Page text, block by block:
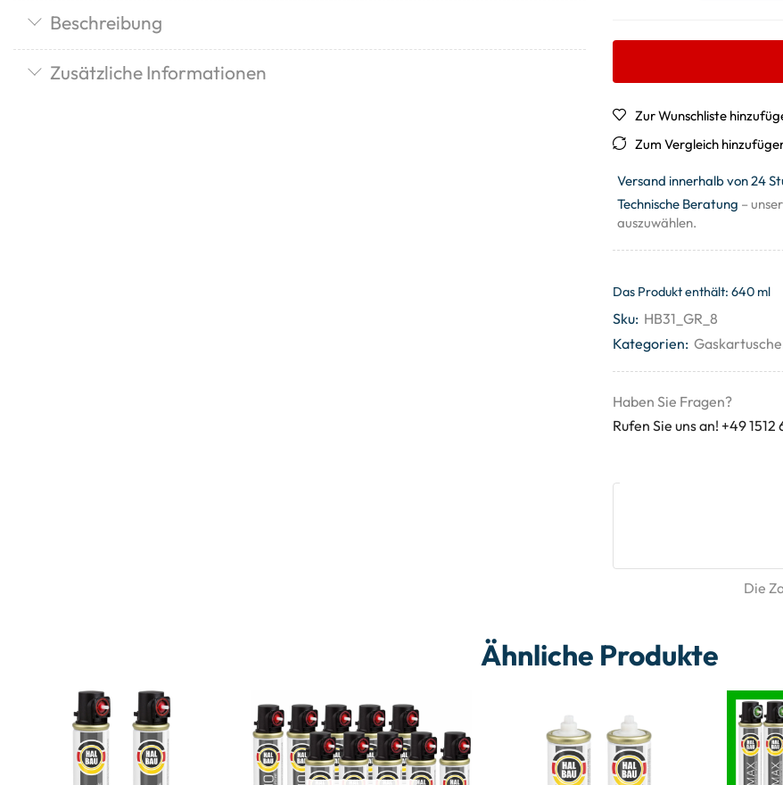
Beschreibung
Zusätzliche Informationen
Zur Wunschliste
Zum Vergleich
Versand innerhalb von 24
Technische Beratung –
auszuwählen.
Das Produkt enthält: 640 ml
Sku: HB31_GR_8
Kategorien:
Haben Sie Fragen?
Rufen Sie uns an! +49 1512
Die
Ähnliche Produkte